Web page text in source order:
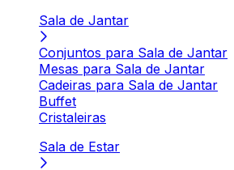
Sala de Jantar
Conjuntos para Sala de Jantar
Mesas para Sala de Jantar
Cadeiras para Sala de Jantar
Buffet
Cristaleiras
Sala de Estar